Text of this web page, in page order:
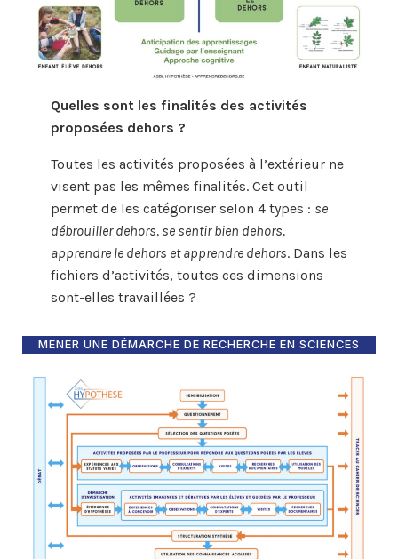
Quelles sont les finalités des activités
proposées dehors ?
Toutes les activités proposées à l’extérieur ne
visent pas les mêmes finalités. Cet outil
permet de les catégoriser selon 4 types : se
débrouiller dehors, se sentir bien dehors,
apprendre le dehors et apprendre dehors. Dans les
fichiers d’activités, toutes ces dimensions
sont-elles travaillées ?
MENER UNE DÉMARCHE DE RECHERCHE EN SCIENCES